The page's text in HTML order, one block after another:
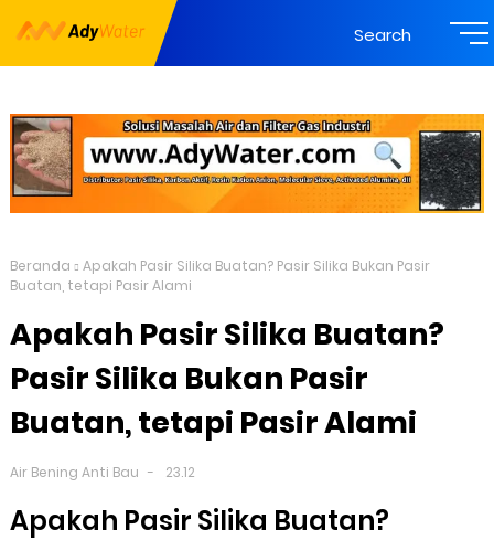
Search
Beranda
Apakah Pasir Silika Buatan? Pasir Silika Bukan Pasir
Buatan, tetapi Pasir Alami
Apakah Pasir Silika Buatan?
Pasir Silika Bukan Pasir
Buatan, tetapi Pasir Alami
Air Bening Anti Bau 23.12
Apakah Pasir Silika Buatan?